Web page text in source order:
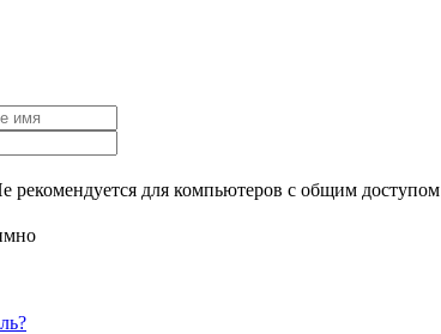
рекомендуется для компьютеров с общим доступом